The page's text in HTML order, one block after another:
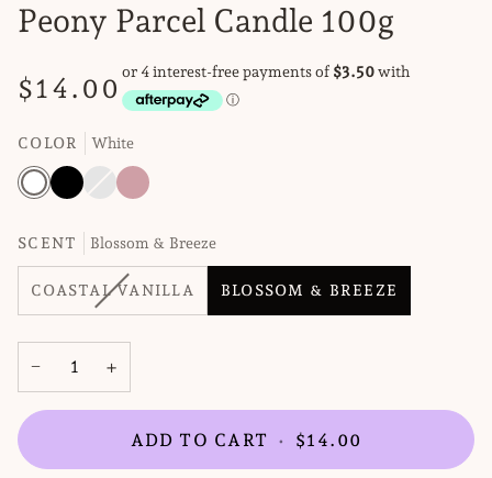
Peony Parcel Candle 100g
$14.00
COLOR White
WhiteBlackPattern
Variant
sold
unavailable
Rose
gold
SCENT Blossom & Breeze
COASTAL VANILLA
VARIANT
SOLD
BLOSSOM & BREEZE
− +
ADD TO CART • $14.00